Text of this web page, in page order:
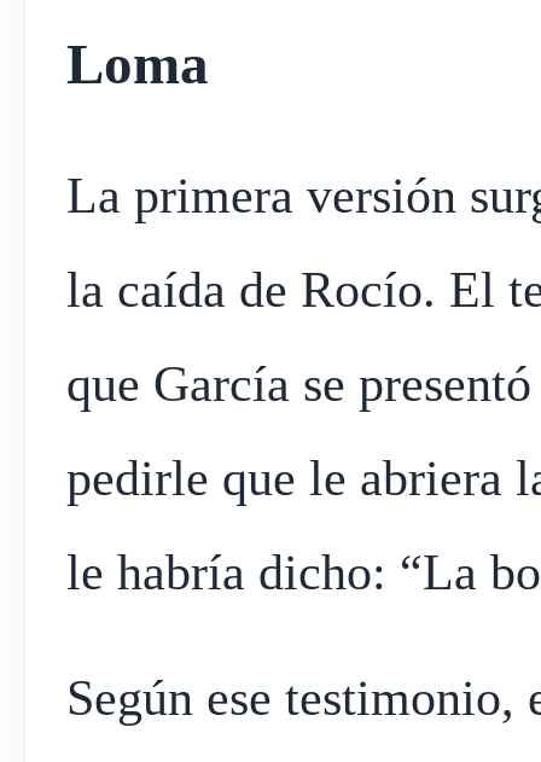
Loma
La primera versión
la caída de Rocío. El
que García se
pedirle que le abriera
le habría dicho: “La
Según ese